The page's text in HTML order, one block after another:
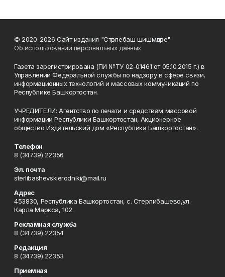
© 2020-2026 Сайт издания "Стәрлебаш шишмәләре"
Об использовании персональных данных
Газета зарегистрирована (ПИ №ТУ 02-01461 от 05.10.2015 г.) в
Управлении Федеральной службы по надзору в сфере связи,
информационных технологий и массовых коммуникаций по
Республике Башкортостан.
УЧРЕДИТЕЛИ: Агентство по печати и средствам массовой
информации Республики Башкортостан, Акционерное
общество Издательский дом «Республика Башкортостан».
Телефон
8 (34739) 22356
Эл. почта
sterlibashevskierodniki@mail.ru
Адрес
453830, Республика Башкортостан, c. Стерлибашево,ул.
Карла Маркса, 102.
Рекламная служба
8 (34739) 22354
Редакция
8 (34739) 22353
Приемная